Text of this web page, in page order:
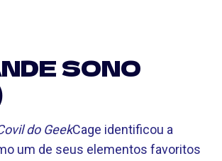
SONO
do GeekCage identificou a
um de seus elementos favoritos